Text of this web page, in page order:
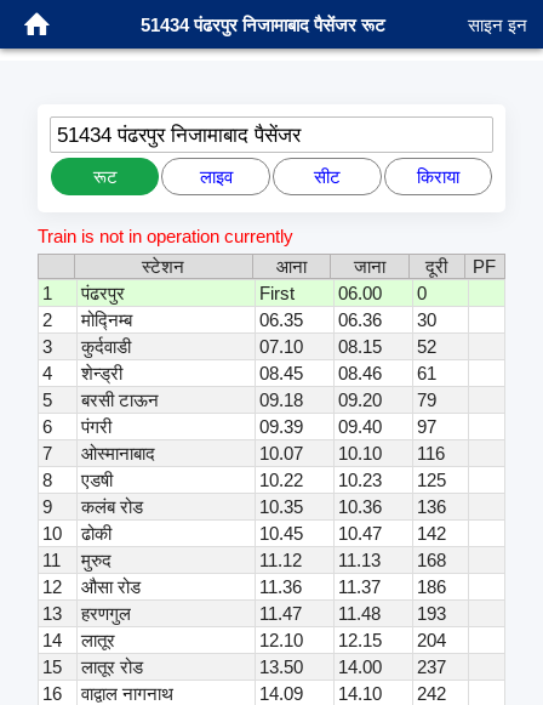
51434 पंढरपुर निजामाबाद पैसेंजर रूट साइन इन
51434 पंढरपुर निजामाबाद पैसेंजर
रूट लाइव सीट किराया
Train is not in operation currently
स्टेशन
आना जाना दूरी
PF
1
पंढरपुर First 06.00
0
2
मोद्निम्ब 06.35 06.36
30
3
कुर्दवाडी 07.10 08.15
52
4
शेन्ड्री 08.45 08.46
61
5
बरसी टाऊन 09.18 09.20
79
6
पंगरी 09.39 09.40
97
7
ओस्मानाबाद 10.07 10.10
116
8
एडषी 10.22 10.23
125
9
कलंब रोड 10.35 10.36
136
10
ढोकी 10.45 10.47
142
11
मुरुद 11.12 11.13
168
12
औसा रोड 11.36 11.37
186
13
हरणगुल 11.47 11.48
193
14
लातूर 12.10 12.15
204
15
लातूर रोड 13.50 14.00
237
16
वाद्वाल नागनाथ 14.09 14.10
242